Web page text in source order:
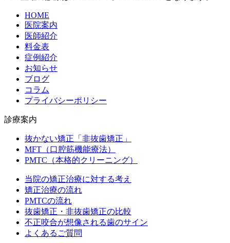
HOME
医院案内
医師紹介
料金表
症例紹介
お知らせ
ブログ
コラム
プライバシーポリシー
診療案内
抜かない矯正「非抜歯矯正」
MFT（口腔筋機能療法）
PMTC（本格的クリーニング）
当院の矯正治療に対する考え
矯正治療の流れ
PMTCの流れ
抜歯矯正・非抜歯矯正の比較
不正咬合が想像される歯のサイン
よくあるご質問